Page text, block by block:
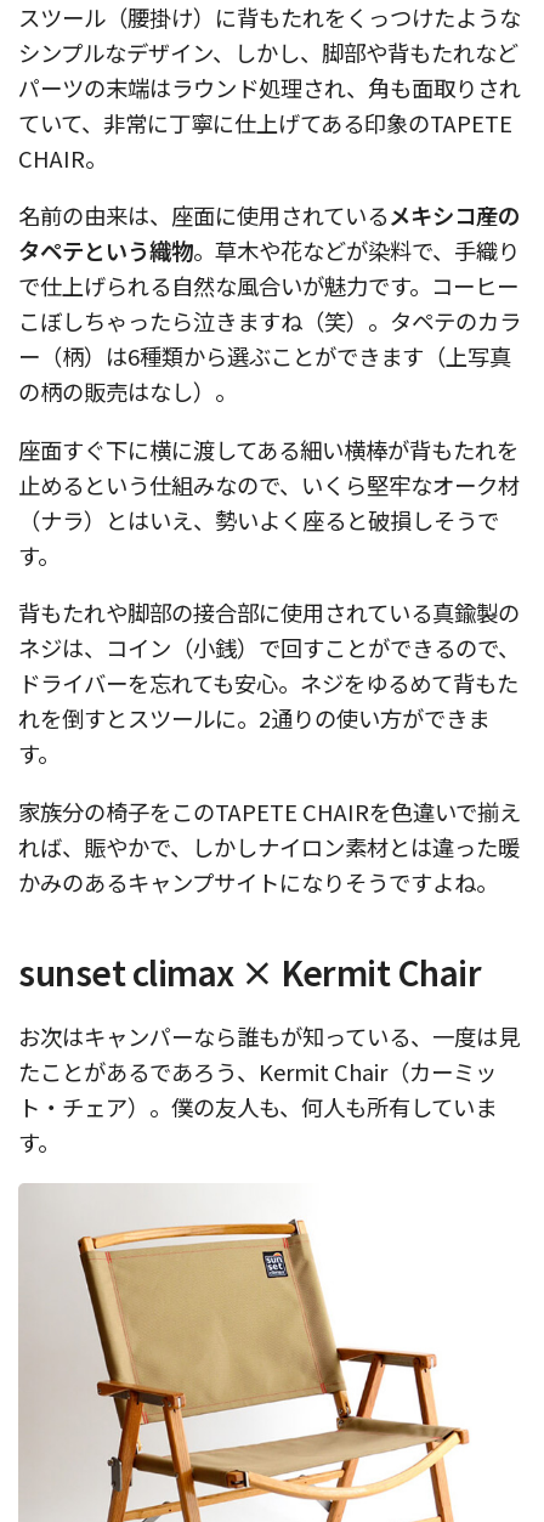
スツール（腰掛け）に背もたれをくっつけたような
シンプルなデザイン、しかし、脚部や背もたれなど
パーツの末端はラウンド処理され、角も面取りされ
ていて、非常に丁寧に仕上げてある印象のTAPETE
CHAIR。
名前の由来は、座面に使用されているメキシコ産の
タペテという織物。草木や花などが染料で、手織り
で仕上げられる自然な風合いが魅力です。コーヒー
こぼしちゃったら泣きますね（笑）。タペテのカラ
ー（柄）は6種類から選ぶことができます（上写真
の柄の販売はなし）。
座面すぐ下に横に渡してある細い横棒が背もたれを
止めるという仕組みなので、いくら堅牢なオーク材
（ナラ）とはいえ、勢いよく座ると破損しそうで
す。
背もたれや脚部の接合部に使用されている真鍮製の
ネジは、コイン（小銭）で回すことができるので、
ドライバーを忘れても安心。ネジをゆるめて背もた
れを倒すとスツールに。2通りの使い方ができま
す。
家族分の椅子をこのTAPETE CHAIRを色違いで揃え
れば、賑やかで、しかしナイロン素材とは違った暖
かみのあるキャンプサイトになりそうですよね。
sunset climax × Kermit Chair
お次はキャンパーなら誰もが知っている、一度は見
たことがあるであろう、Kermit Chair（カーミッ
ト・チェア）。僕の友人も、何人も所有していま
す。